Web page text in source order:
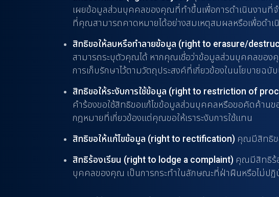
เผยข้อมูลส่วนบุคคลของคุณที่ทำขึ้นเพื่อการดำเนินงานที่จ
ที่คุณสามารถคาดหมายได้อย่างสมเหตุสมผลหรือเพื่อดำเ
สิทธิขอให้ลบหรือทำลายข้อมูล (right to erasure/
สามารถระบุตัวคุณได้ หากคุณเชื่อว่าข้อมูลส่วนบุคคลของคุ
การเก็บรักษาไว้ตามวัตถุประสงค์ที่เกี่ยวข้องในนโยบาย
สิทธิขอให้ระงับการใช้ข้อมูล (right to restriction of
คำร้องขอใช้สิทธิขอแก้ไขข้อมูลส่วนบุคคลหรือขอคัดค้า
กฎหมายที่เกี่ยวข้องแต่คุณขอให้เราระงับการใช้แทน
สิทธิขอให้แก้ไขข้อมูล (right to rectification) คุณมีสิทธิข
สิทธิร้องเรียน (right to lodge a complaint) คุณมีสิทธิร้อ
บุคคลของคุณ เป็นการกระทำในลักษณะที่ฝ่าฝืนหรือไม่ปฏิ